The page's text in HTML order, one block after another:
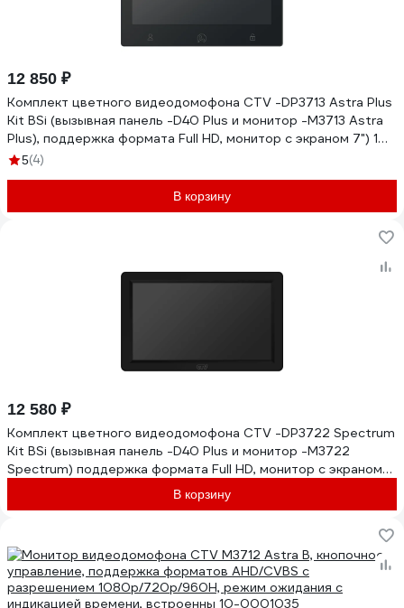
12 850 ₽
Комплект цветного видеодомофона CTV -DP3713 Astra Plus
Kit BSi (вызывная панель -D40 Plus и монитор -M3713 Astra
Plus), поддержка формата Full HD, монитор с экраном 7") 10-
0001123
5(4)
В корзину
12 580 ₽
Комплект цветного видеодомофона CTV -DP3722 Spectrum
Kit BSi (вызывная панель -D40 Plus и монитор -M3722
Spectrum) поддержка формата Full HD, монитор с экраном
В корзину